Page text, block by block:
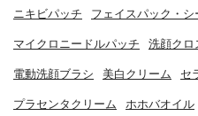
ニキビパッチ フェイスパック・シ
マイクロニードルパッチ 洗顔クロ
電動洗顔ブラシ 美白クリーム セ
プラセンタクリーム ホホバオイル